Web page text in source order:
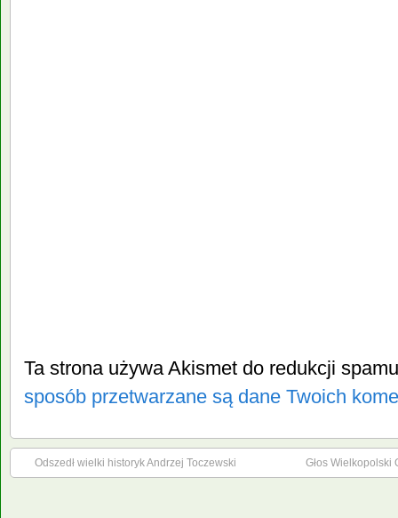
Ta strona używa Akismet do redukcji
sposób przetwarzane są dane Twoich
Odszedł wielki historyk Andrzej Toczewski Głos